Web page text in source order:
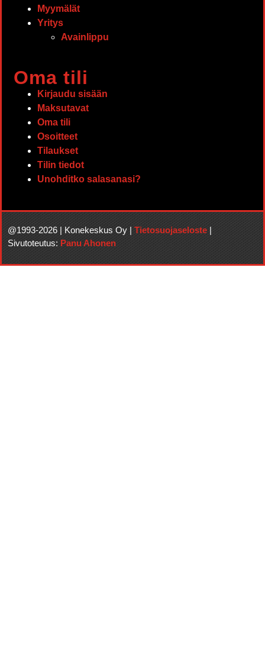
Myymälät
Yritys
Avainlippu
Oma tili
Kirjaudu sisään
Maksutavat
Oma tili
Osoitteet
Tilaukset
Tilin tiedot
Unohditko salasanasi?
@1993-2026 | Konekeskus Oy | Tietosuojaseloste |
Sivutoteutus: Panu Ahonen